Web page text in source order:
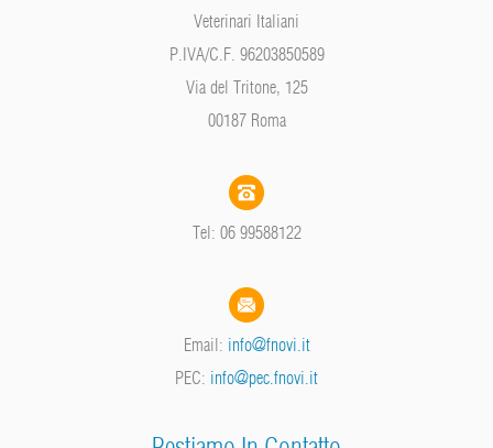
Veterinari Italiani
P.IVA/C.F. 96203850589
Via del Tritone, 125
00187 Roma
Tel: 06 99588122
Email: info@fnovi.it
PEC: info@pec.fnovi.it